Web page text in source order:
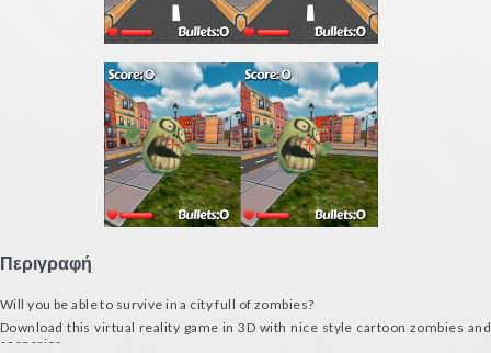
Περιγραφή
Will you be able to survive in a city full of zombies?
Download this virtual reality game in 3D with nice style cartoon zombies and
scenarios